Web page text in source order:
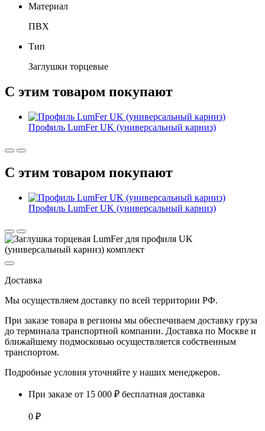
Материал
ПВХ
Тип
Заглушки торцевые
С этим товаром покупают
Профиль LumFer UK (универсальный карниз)
С этим товаром покупают
Профиль LumFer UK (универсальный карниз)
Доставка
Мы осуществляем доставку по всей территории РФ.
При заказе товара в регионы мы обеспечиваем доставку груза
до терминала транспортной компании. Доставка по Москве и
ближайшему подмосковью осуществляется собственным
транспортом.
Подробные условия уточняйте у наших менеджеров.
При заказе от 15 000 ₽ бесплатная доставка
0 ₽